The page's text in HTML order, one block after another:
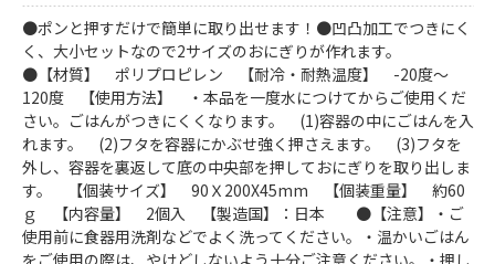
●ポンと押すだけで簡単に取り出せます！●凹凸加工でつきにく
く、大小セットなので2サイズのおにぎりが作れます。
●【材質】 ポリプロピレン 【耐冷・耐熱温度】 -20度～
120度 【使用方法】 ・本品を一度水につけてからご使用くだ
さい。ごはんがつきにくくなります。 (1)容器の中にごはんを入
れます。 (2)フタを容器にかぶせ強く押さえます。 (3)フタを
外し、容器を裏返して底の中央部を押しておにぎりを取り出しま
す。 【個装サイズ】 90Ｘ200X45mm 【個装重量】 約60
ｇ 【内容量】 2個入 【製造国】：日本 ●【注意】・ご
使用前に食器用洗剤などでよく洗ってください。・温かいごはん
をご使用の際は、やけどしないよう十分ご注意ください。・押し